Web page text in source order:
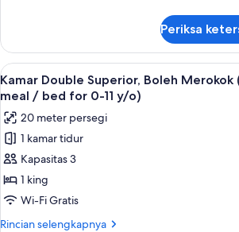
meal
and
bed
for
child
[0-
11
y/o])
Kamar
Double
Basic,
Bebas
Rokok
(No
meal
and
bed
child
[0-
Periksa
Lihat
semua
foto
untuk
Kamar
Double
Superior,
Boleh
Merokok
Meja kerja,
16
Kamar Double Superior, Boleh Merokok
meal / bed for 0-11 y/o)
20 meter persegi
1 kamar tidur
Kapasitas 3
1 king
Wi-Fi Gratis
Rincian selengkapnya
Rincian